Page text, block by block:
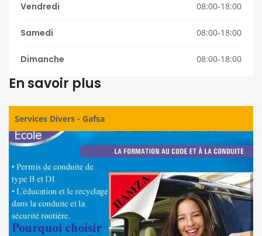
Vendredi 08:00-18:00
Samedi 08:00-18:00
Dimanche 08:00-18:00
En savoir plus
Services Divers - Gafsa